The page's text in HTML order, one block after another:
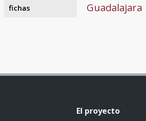
fichas
Guadalajara
El proyecto